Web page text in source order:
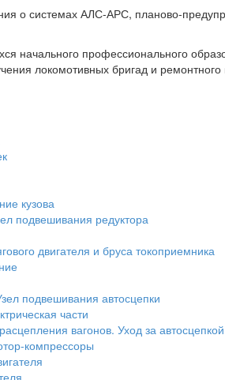
о системах АЛС-АРС, планово-
начального профессионального
локомотивных бригад и
кузова
подвешивания редуктора
двигателя и бруса токоприемника
подвешивания автосцепки
части
вагонов. Уход за автосцепкой
компрессоры